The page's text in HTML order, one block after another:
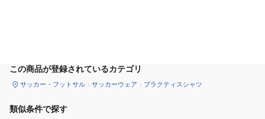
この商品が登録されているカテゴリ
サッカー・フットサル サッカーウェア プラクティスシャツ
類似条件で探す